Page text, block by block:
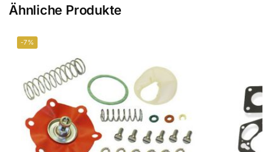
Ähnliche Produkte
-7%